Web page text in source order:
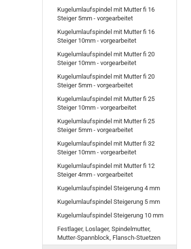
Kugelumlaufspindel mit Mutter fi 16
Steiger 5mm - vorgearbeitet
Kugelumlaufspindel mit Mutter fi 16
Steiger 10mm - vorgearbeitet
Kugelumlaufspindel mit Mutter fi 20
Steiger 10mm - vorgearbeitet
Kugelumlaufspindel mit Mutter fi 20
Steiger 5mm - vorgearbeitet
Kugelumlaufspindel mit Mutter fi 25
Steiger 10mm - vorgearbeitet
Kugelumlaufspindel mit Mutter fi 25
Steiger 5mm - vorgearbeitet
Kugelumlaufspindel mit Mutter fi 32
Steiger 10mm - vorgearbeitet
Kugelumlaufspindel mit Mutter fi 12
Steiger 4mm - vorgearbeitet
Kugelumlaufspindel Steigerung 4 mm
Kugelumlaufspindel Steigerung 5 mm
Kugelumlaufspindel Steigerung 10 mm
Festlager, Loslager, Spindelmutter,
Mutter-Spannblock, Flansch-Stuetzen